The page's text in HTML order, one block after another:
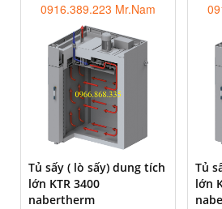
0916.389.223 Mr.Nam
Tủ sấy ( lò sấy) dung tích
lớn KTR 3400
nabertherm
Tủ
lớn